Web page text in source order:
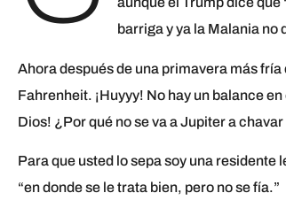
barriga y ya la Malania no
Ahora después de una primavera más
Fahrenheit. ¡Huyyy! No hay un balance
Dios! ¿Por qué no se va a Jupiter a
Para que usted lo sepa soy una
“en donde se le trata bien, pero no se fía.”